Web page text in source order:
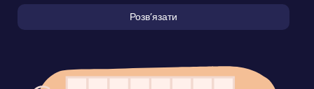
Розвʼязати